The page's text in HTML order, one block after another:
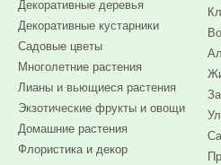
Декоративные деревья
Декоративные кустарники
Садовые цветы
Многолетние растения
Лианы и вьющиеся растения
Экзотические фрукты и овощи
Домашние растения
Флористика и декор